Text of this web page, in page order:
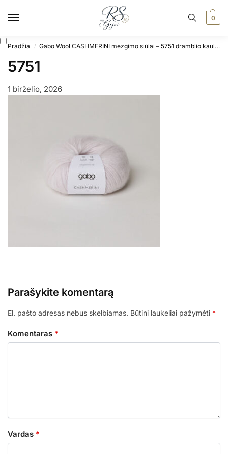
0
Pradžia / Gabo Wool CASHMERINI mezgimo siūlai – 5751 dramblio kaulo
5751
1 birželio, 2026
Parašykite komentarą
El. pašto adresas nebus skelbiamas. Būtini laukeliai pažymėti *
Komentaras *
Vardas *